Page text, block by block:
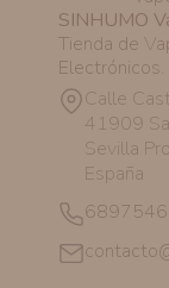
SINHUMO
Tienda de
Electrónicos.
Calle
41909
Sevilla
España